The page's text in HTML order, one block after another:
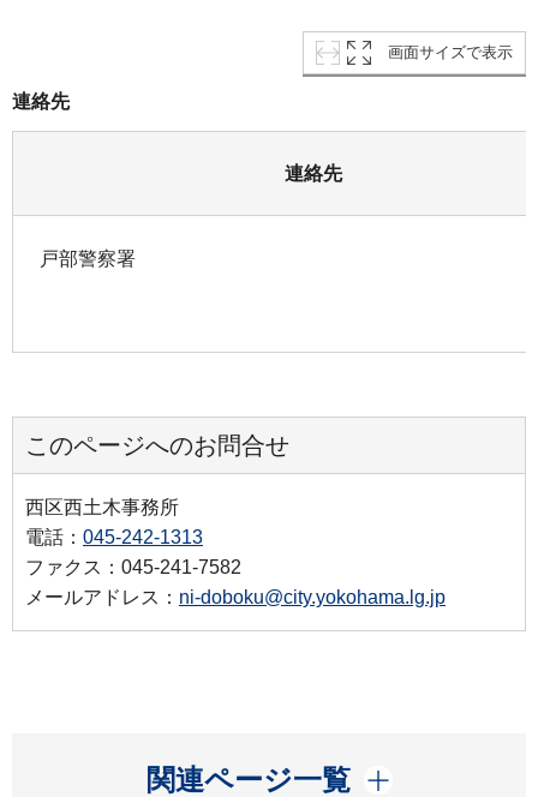
画面サイズで表示
連絡先
連絡先
戸部警察署
このページへのお問合せ
西区西土木事務所
電話： 045-242-1313
ファクス：045-241-7582
メールアドレス： ni-doboku@city.yokohama.lg.jp
関連ページ一覧
開く